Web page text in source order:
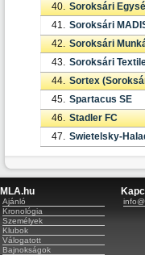
40. Soroksári
41. Soroksári
42. Soroksári
43. Soroksári
44. Sortex
45. Spartacus SE
46. Stadler FC
47. Swietelsky-
MLA.hu
Ajánló
Kronológia
Személyek
Klubok
Válogatott
Bajnokságok